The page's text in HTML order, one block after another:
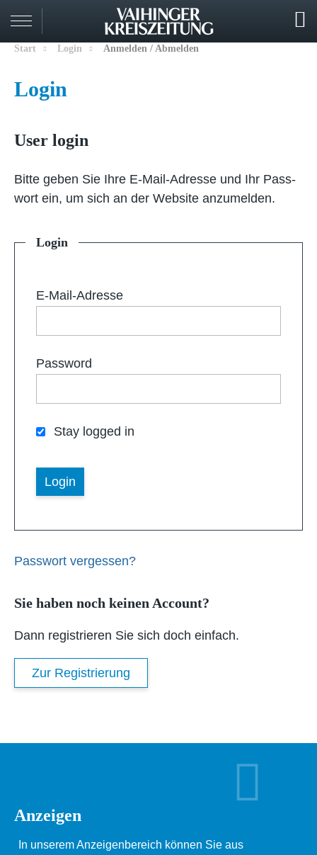
Start Login Anmelden / Abmelden
Login
User login
Bit­te ge­ben Sie Ih­re E-Mail-Adresse und Ihr Pass­
wort ein, um sich an der Web­site an­zu­mel­den.
Login
E-Mail-Adresse
Password
Stay logged in
Passwort vergessen?
Sie haben noch keinen Account?
Dann registrieren Sie sich doch einfach.
Zur Registrierung
Anzeigen
In unserem Anzeigenbereich können Sie aus